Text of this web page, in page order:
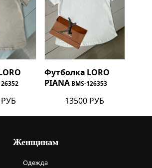
Футболка LORO
PIANA BMS-126353
13500 РУБ
Женщинам
Одежда